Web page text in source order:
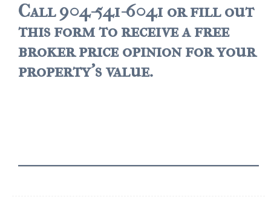
Call 904-541-6041 or fill out
this form to receive a free
broker price opinion for your
property's value.